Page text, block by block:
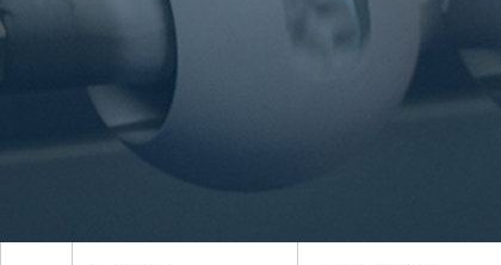
- Hardfacing Welding